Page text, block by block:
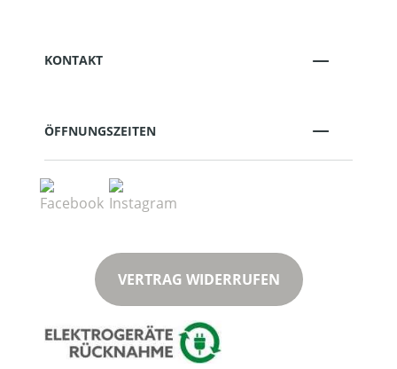
KONTAKT
ÖFFNUNGSZEITEN
VERTRAG WIDERRUFEN